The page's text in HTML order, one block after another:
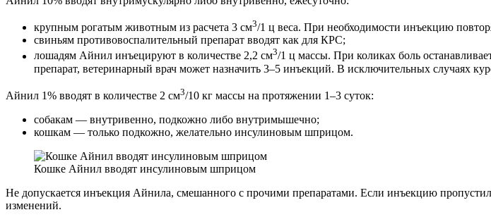
крупным рогатым животным из расчета 3 см3/1 ц веса. При необходимости инъекцию
свиньям противовоспалительный препарат вводят как для КРС;
лошадям Айнил инъецируют в количестве 2,2 см3/1 ц массы. При коликах боль
препарат, ветеринарный врач может назначить 3–5 инъекций. В исключительных случаях
Айнил 1% вводят в количестве 2 см3/10 кг массы на протяжении 1–3 суток:
собакам — внутривенно, подкожно либо внутримышечно;
кошкам — только подкожно, желательно инсулиновым шприцом.
Кошке Айнил вводят инсулиновым шприцом
Не допускается инъекция Айнила, смешанного с прочими препаратами. Если инъекцию
изменений.